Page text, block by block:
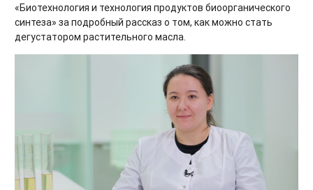
«Биотехнология и технология продуктов биоорганического
синтеза» за подробный рассказ о том, как можно стать
дегустатором растительного масла.